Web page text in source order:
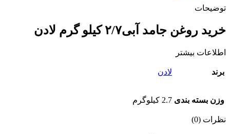
توضیحات
خرید روغن جامد آبی۲/۷ کیلو گرم لادن
اطلاعات بیشتر
برند لادن
وزن بسته بندی 2.7 کیلوگرم
نظرات (0)